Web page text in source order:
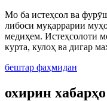
Мо ба истеҳсол ва
либоси муқаррарии
медиҳем. Истеҳсолоти
курта, кулоҳ ва дигар
бештар фаҳмидан
охирин хабарҳо